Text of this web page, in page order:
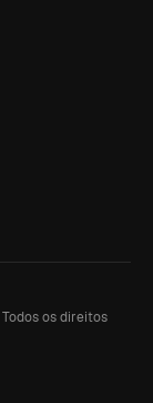
Todos os direitos